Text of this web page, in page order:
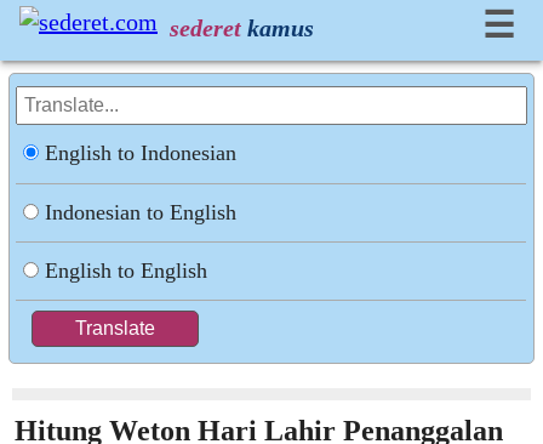
sederet kamus ☰
English to Indonesian
Indonesian to English
English to English
Hitung Weton Hari Lahir Penanggalan